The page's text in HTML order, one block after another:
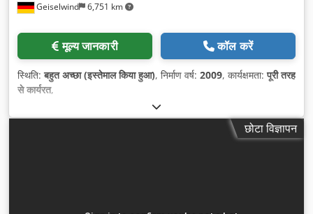
Geiselwind 6,751 km
मूल्य जानकारी कॉल करें
स्थिति:बहुत अच्छा (इस्तेमाल किया हुआ), निर्माण वर्ष: 2009, कार्यक्षमता:पूरी तरह
से कार्यरत,
छोटा विज्ञापन